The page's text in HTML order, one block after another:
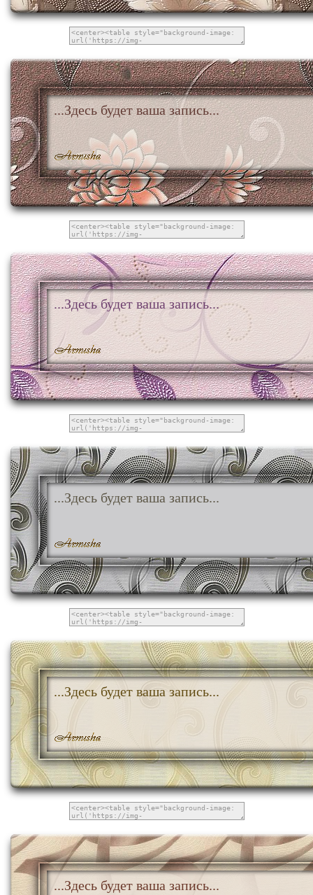
...Здесь будет ваша запись...
...Здесь будет ваша запись...
...Здесь будет ваша запись...
...Здесь будет ваша запись...
...Здесь будет ваша запись...